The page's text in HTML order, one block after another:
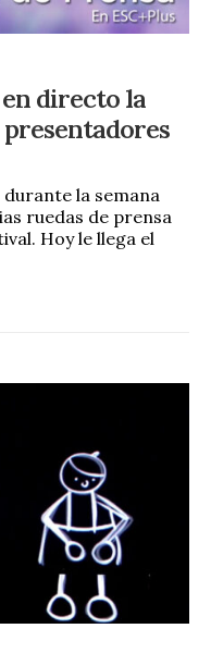
en directo la
presentadores
durante la semana
ruedas de prensa
Hoy le llega el